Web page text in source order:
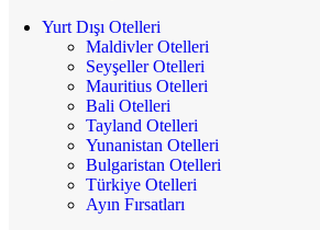
Yurt Dışı Otelleri
Maldivler Otelleri
Seyşeller Otelleri
Mauritius Otelleri
Bali Otelleri
Tayland Otelleri
Yunanistan Otelleri
Bulgaristan Otelleri
Türkiye Otelleri
Ayın Fırsatları